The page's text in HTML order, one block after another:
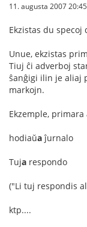
11. augusta 2007
Ekzistas du specoj
Unue, ekzistas
Tiuj ĉi adverboj
ŝanĝigi ilin je aliaj
markojn.
Ekzemple,
hodiaŭaĵurnalo
Tuja respondo
("Li tuj respondis
ktp....